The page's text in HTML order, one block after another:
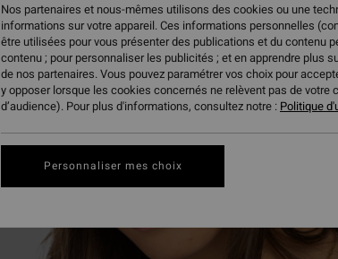
Nos partenaires et nous-mêmes utilisons des cookies ou une
informations sur votre appareil. Ces informations personnelles
être utilisées pour vous présenter des publications et du contenu
contenu ; pour personnaliser les publicités ; et en apprendre plus
de nos partenaires. Vous pouvez paramétrer vos choix pour
y opposer lorsque les cookies concernés ne relèvent pas de
d’audience). Pour plus d'informations, consultez notre : Politique
Personnaliser mes choix